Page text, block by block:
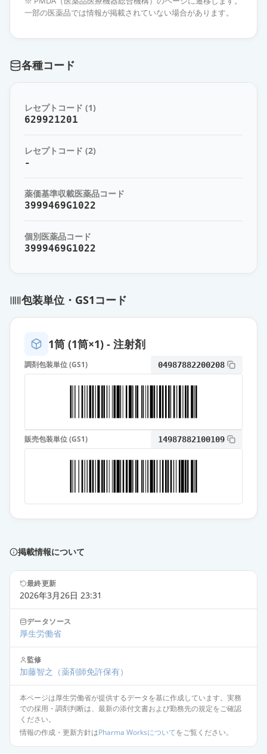
一部の医薬品では情報が掲載されていない場合があります。
各種コード
レセプトコード (1)
629921201
レセプトコード (2)
-
薬価基準収載医薬品コード
3999469G1022
個別医薬品コード
3999469G1022
包装単位・GS1コード
1筒 (1筒×1) - 注射剤
調剤包装単位 (GS1) 04987882200208
販売包装単位 (GS1) 14987882100109
掲載情報について
最終更新
2026年3月26日 23:31
データソース
厚生労働省
監修
加藤智之 （薬剤師免許保有）
本ページは厚生労働省が提供するデータを基に作成しています。実務
での採用・調剤判断は、最新の添付文書および勤務先の規定をご確認
ください。
情報の作成・更新方針はPharma Worksについてをご覧ください。